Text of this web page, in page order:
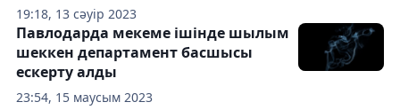
19:18, 13 сәуір 2023
23:54, 15 маусым 2023
Павлодарда мекеме ішінде шылым
шеккен департамент басшысы
ескерту алды